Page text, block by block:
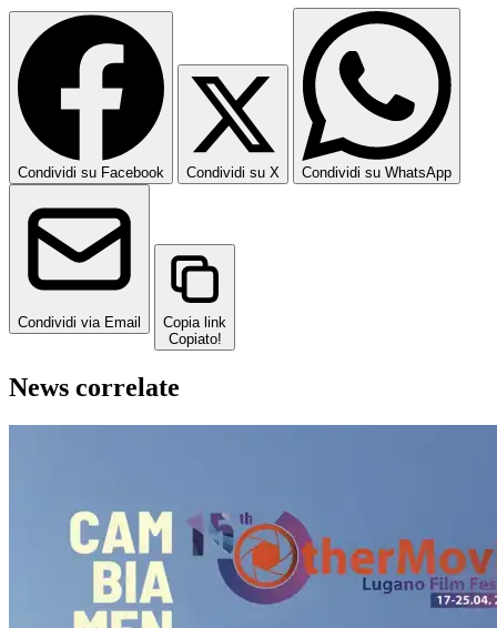
Condividi su Facebook Condividi su X Condividi su WhatsApp
Condividi via Email
Copia link
Copiato!
News correlate